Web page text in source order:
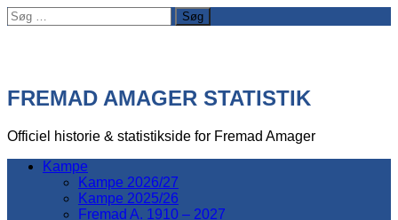
Søg
efter:
FREMAD AMAGER STATISTIK
Officiel historie & statistikside for Fremad Amager
Kampe
Kampe 2026/27
Kampe 2025/26
Fremad A. 1910 – 2027